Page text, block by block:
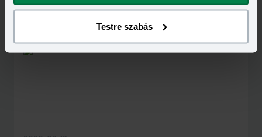
Testre szabás
Kapcsolódó cikkek